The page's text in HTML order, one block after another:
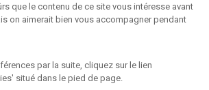
que le contenu de ce site vous intéresse avant
on aimerait bien vous accompagner pendant
par la suite, cliquez sur le lien
situé dans le pied de page.
d'affaires parisiens et aux aéroports d'Orly
avec l'avenue de l'Opéra, la rue de la
autorise tous les trajets et
douce.
partie d'un ensemble d'hôtels particuliers
situés Rue Louis Le Grand. Cet